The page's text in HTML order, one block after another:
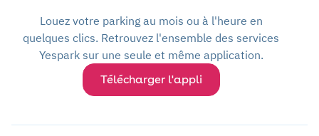
Louez votre parking au mois ou à l'heure en
quelques clics. Retrouvez l'ensemble des services
Yespark sur une seule et même application.
Télécharger l'appli